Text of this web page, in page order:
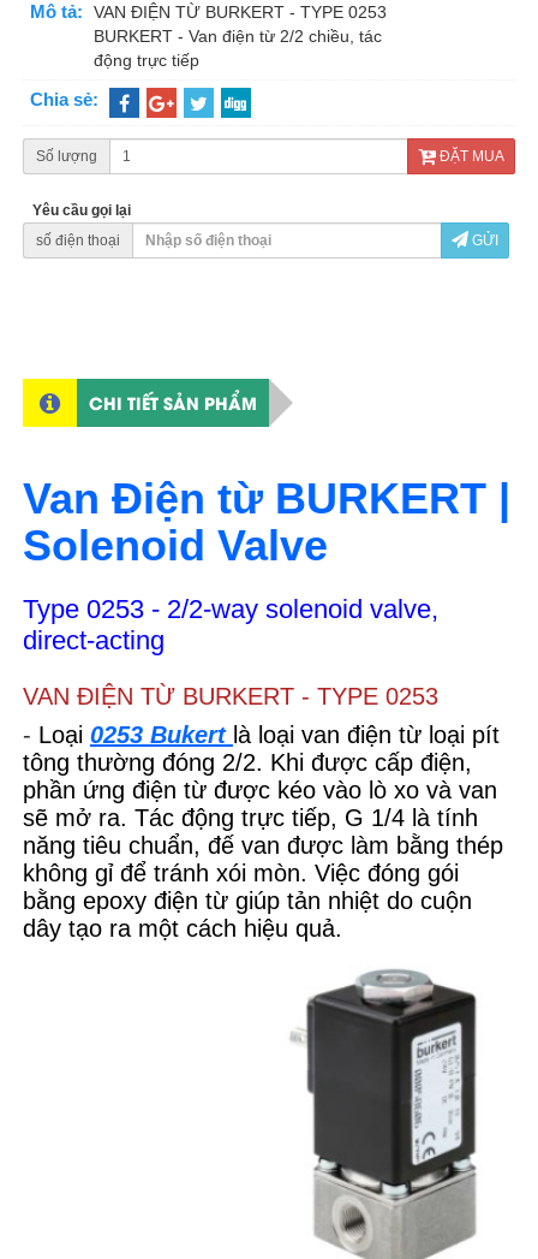
Mô tả:
VAN ĐIỆN TỪ BURKERT - TYPE 0253
BURKERT - Van điện từ 2/2 chiều, tác
động trực tiếp
Chia sẻ:
Số lượng ĐẶT MUA
Yêu cầu gọi lại
số điện thoại
GỬI
CHI TIẾT SẢN PHẨM
Van Điện từ BURKERT |
Solenoid Valve
Type 0253 - 2/2-way solenoid valve,
direct-acting
VAN ĐIỆN TỪ BURKERT - TYPE 0253
- Loại 0253 Bukert là loại van điện từ loại pít
tông thường đóng 2/2. Khi được cấp điện,
phần ứng điện từ được kéo vào lò xo và van
sẽ mở ra. Tác động trực tiếp, G 1/4 là tính
năng tiêu chuẩn, đế van được làm bằng thép
không gỉ để tránh xói mòn. Việc đóng gói
bằng epoxy điện từ giúp tản nhiệt do cuộn
dây tạo ra một cách hiệu quả.